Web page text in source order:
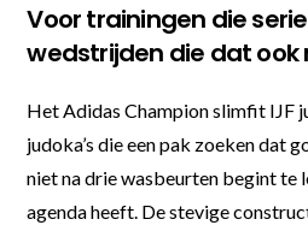
Voor trainingen die
wedstrijden die dat ook
Het Adidas Champion slimfit IJF
judoka’s die een pak zoeken dat
niet na drie wasbeurten begint te
agenda heeft. De stevige